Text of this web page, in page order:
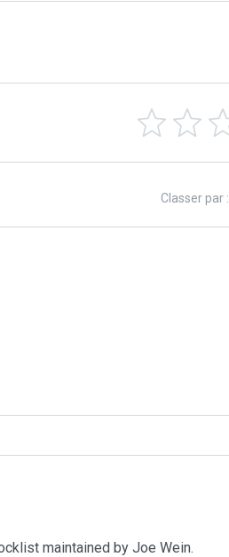
Classer par :
maintained by Joe Wein.